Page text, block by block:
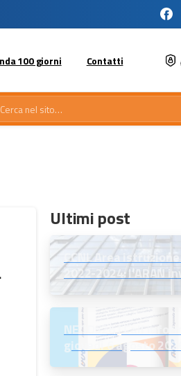
100 giorni Contatti
Ultimi post
CCNL Area
2022-2024: l’ARAN
alla firma definitiva
NEODS26 | Call
giovedì 6 agosto